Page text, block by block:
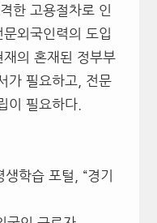
한 고용절차로 인
외국인력의 도입
의 혼재된 정부부
가 필요하고, 전문
이 필요하다.
학습 포털, “경기